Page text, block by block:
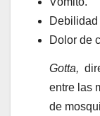
Dolor de
Gotta,
entre las
de